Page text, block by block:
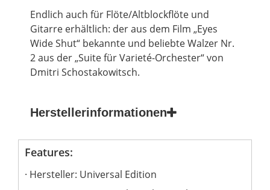
Endlich auch für Flöte/Altblockflöte und
Gitarre erhältlich: der aus dem Film „Eyes
Wide Shut“ bekannte und beliebte Walzer Nr.
2 aus der „Suite für Varieté-Orchester“ von
Dmitri Schostakowitsch.
Herstellerinformationen
Features:
Hersteller: Universal Edition